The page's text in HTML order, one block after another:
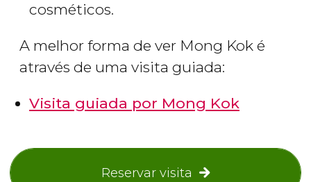
cosméticos.
A melhor forma de ver Mong Kok é
através de uma visita guiada:
Visita guiada por Mong Kok
Reservar visita